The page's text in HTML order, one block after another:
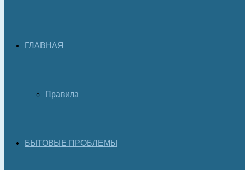
ГЛАВНАЯ
Правила
БЫТОВЫЕ ПРОБЛЕМЫ